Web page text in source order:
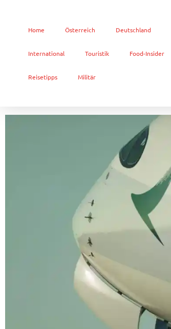
Home Österreich Deutschland
International Touristik Food-Insider
Reisetipps Militär